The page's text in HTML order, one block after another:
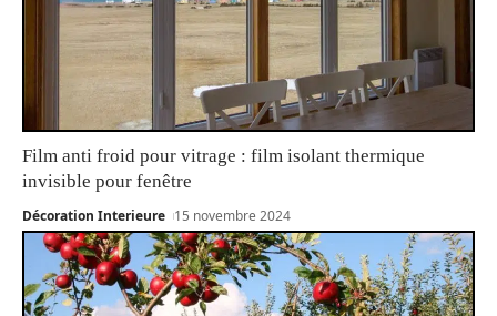
Film anti froid pour vitrage : film isolant thermique
invisible pour fenêtre
Décoration Interieure 15 novembre 2024